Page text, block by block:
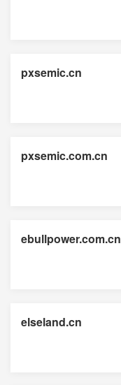
pxsemic.cn
pxsemic.com.cn
ebullpower.com.cn
elseland.cn